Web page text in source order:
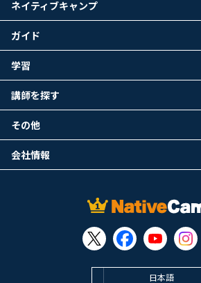
日本語
ネイティブキャンプ
ガイド
学習
講師を探す
その他
会社情報